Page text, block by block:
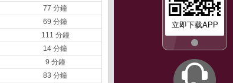
立即下载APP
77 分鐘
69 分鐘
111 分鐘
14 分鐘
9 分鐘
83 分鐘